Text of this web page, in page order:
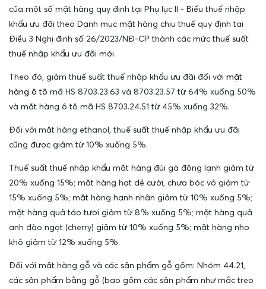
của một số mặt hàng quy định tại Phụ lục II - Biểu thuế nhập
khẩu ưu đãi theo Danh mục mặt hàng chịu thuế quy định tại
Điều 3 Nghị định số 26/2023/NĐ-CP thành các mức thuế suất
thuế nhập khẩu ưu đãi mới.
Theo đó, giảm thuế suất thuế nhập khẩu ưu đãi đối với mặt
hàng ô tô mã HS 8703.23.63 và 8703.23.57 từ 64% xuống 50%
và mặt hàng ô tô mã HS 8703.24.51 từ 45% xuống 32%.
Đối với mặt hàng ethanol, thuế suất thuế nhập khẩu ưu đãi
cũng được giảm từ 10% xuống 5%.
Thuế suất thuế nhập khẩu mặt hàng đùi gà đông lạnh giảm từ
20% xuống 15%; mặt hàng hạt dẻ cười, chưa bóc vỏ giảm từ
15% xuống 5%; mặt hàng hạnh nhân giảm từ 10% xuống 5%;
mặt hàng quả táo tươi giảm từ 8% xuống 5%; mặt hàng quả
anh đào ngọt (cherry) giảm từ 10% xuống 5%; mặt hàng nho
khô giảm từ 12% xuống 5%.
Đối với mặt hàng gỗ và các sản phẩm gỗ gồm: Nhóm 44.21,
các sản phẩm bằng gỗ (bao gồm các sản phẩm như mắc treo